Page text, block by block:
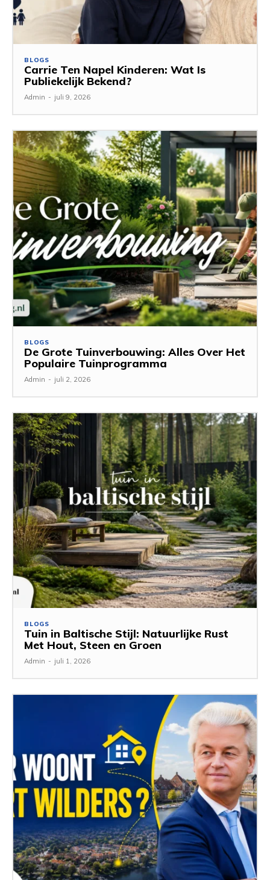
BLOGS
Carrie Ten Napel Kinderen: Wat Is
Publiekelijk Bekend?
Admin - juli 9, 2026
BLOGS
De Grote Tuinverbouwing: Alles Over Het
Populaire Tuinprogramma
Admin - juli 2, 2026
BLOGS
Tuin in Baltische Stijl: Natuurlijke Rust
Met Hout, Steen en Groen
Admin - juli 1, 2026